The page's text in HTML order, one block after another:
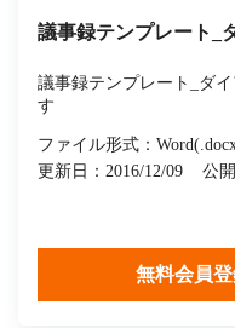
議事録テンプレート_
議事録テンプレート_ダ
す
ファイル形式：
更新日：2016/12/09
公
無料会員